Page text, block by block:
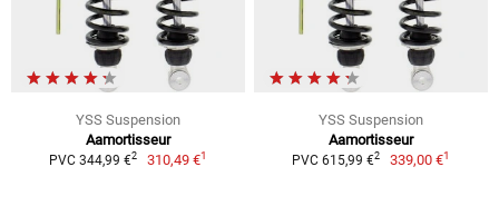
YSS Suspension
Aamortisseur
PVC 344,99 €2 310,49 €1
YSS Suspension
Aamortisseur
PVC 615,99 €2 339,00 €1